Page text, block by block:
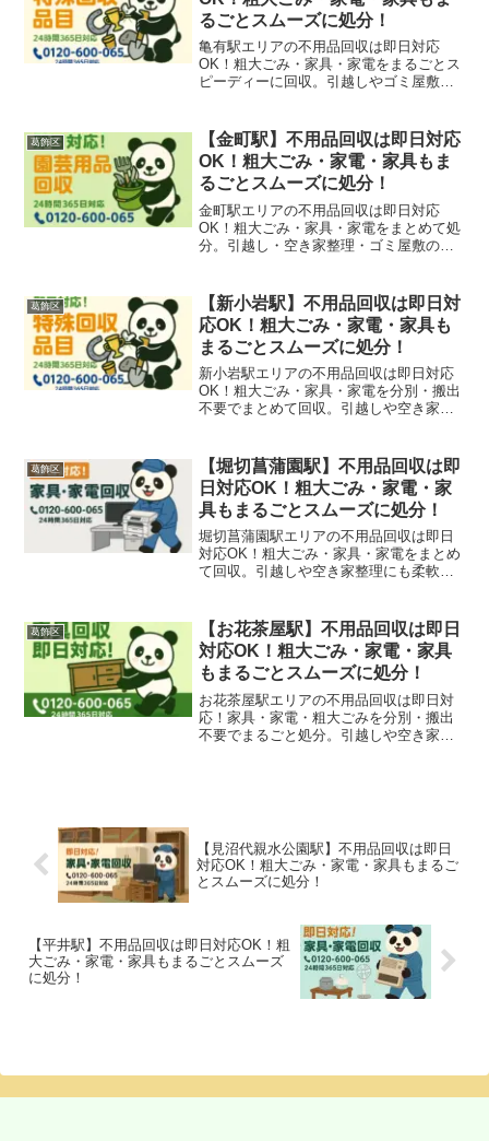
るごとスムーズに処分！
亀有駅エリアの不用品回収は即日対応
OK！粗大ごみ・家具・家電をまるごとス
ピーディーに回収。引越しやゴミ屋敷の
葛飾区
【金町駅】不用品回収は即日対応
OK！粗大ごみ・家電・家具もま
るごとスムーズに処分！
金町駅エリアの不用品回収は即日対応
OK！粗大ごみ・家具・家電をまとめて処
分。引越し・空き家整理・ゴミ屋敷の片
葛飾区
【新小岩駅】不用品回収は即日対
応OK！粗大ごみ・家電・家具も
まるごとスムーズに処分！
新小岩駅エリアの不用品回収は即日対応
OK！粗大ごみ・家具・家電を分別・搬出
不要でまとめて回収。引越しや空き家整
葛飾区
【堀切菖蒲園駅】不用品回収は即
日対応OK！粗大ごみ・家電・家
具もまるごとスムーズに処分！
堀切菖蒲園駅エリアの不用品回収は即日
対応OK！粗大ごみ・家具・家電をまとめ
て回収。引越しや空き家整理にも柔軟に
葛飾区
【お花茶屋駅】不用品回収は即日
対応OK！粗大ごみ・家電・家具
もまるごとスムーズに処分！
お花茶屋駅エリアの不用品回収は即日対
応！家具・家電・粗大ごみを分別・搬出
不要でまるごと処分。引越しや空き家整
【見沼代親水公園駅】不用品回収は即日
対応OK！粗大ごみ・家電・家具もまるご
とスムーズに処分！
【平井駅】不用品回収は即日対応OK！粗
大ごみ・家電・家具もまるごとスムーズ
に処分！